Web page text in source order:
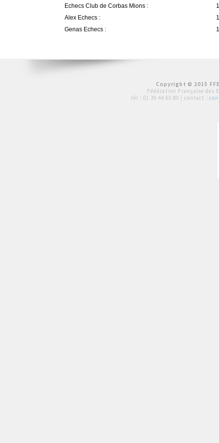
Echecs Club de Corbas Mions :
Alex Echecs :
Genas Echecs :
Copyright © 2015
Fédération Française des
tél : 01 39 44 65 80 | contact :